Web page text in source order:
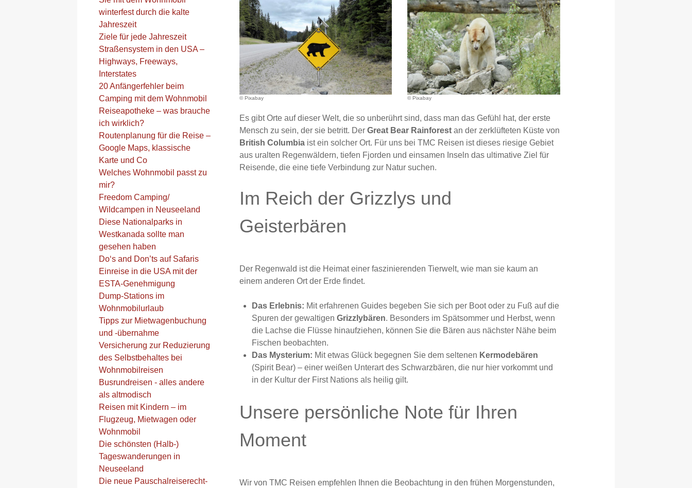
winterfest durch die kalte
Jahreszeit
Ziele für jede Jahreszeit
Straßensystem in den USA –
Highways, Freeways,
Interstates
20 Anfängerfehler beim
Camping mit dem Wohnmobil
Reiseapotheke – was brauche
ich wirklich?
Routenplanung für die Reise –
Google Maps, klassische
Karte und Co
Welches Wohnmobil passt zu
mir?
Freedom Camping/
Wildcampen in Neuseeland
Diese Nationalparks in
Westkanada sollte man
gesehen haben
Do‘s and Don’ts auf Safaris
Einreise in die USA mit der
ESTA-Genehmigung
Dump-Stations im
Wohnmobilurlaub
Tipps zur Mietwagenbuchung
und -übernahme
Versicherung zur Reduzierung
des Selbstbehaltes bei
Wohnmobilreisen
Busrundreisen - alles andere
als altmodisch
Reisen mit Kindern – im
Flugzeug, Mietwagen oder
Wohnmobil
Die schönsten (Halb-)
Tageswanderungen in
Neuseeland
Die neue Pauschalreiserecht-
© Pixabay © Pixabay
Es gibt Orte auf dieser Welt, die so unberührt sind, dass man das Gefühl hat, der erste
Mensch zu sein, der sie betritt. Der Great Bear Rainforest an der zerklüfteten Küste von
British Columbia ist ein solcher Ort. Für uns bei TMC Reisen ist dieses riesige Gebiet
aus uralten Regenwäldern, tiefen Fjorden und einsamen Inseln das ultimative Ziel für
Reisende, die eine tiefe Verbindung zur Natur suchen.
Im Reich der Grizzlys und
Geisterbären
Der Regenwald ist die Heimat einer faszinierenden Tierwelt, wie man sie kaum an
einem anderen Ort der Erde findet.
Das Erlebnis: Mit erfahrenen Guides begeben Sie sich per Boot oder zu Fuß auf die
Spuren der gewaltigen Grizzlybären. Besonders im Spätsommer und Herbst, wenn
die Lachse die Flüsse hinaufziehen, können Sie die Bären aus nächster Nähe beim
Fischen beobachten.
Das Mysterium: Mit etwas Glück begegnen Sie dem seltenen Kermodebären
(Spirit Bear) – einer weißen Unterart des Schwarzbären, die nur hier vorkommt und
in der Kultur der First Nations als heilig gilt.
Unsere persönliche Note für Ihren
Moment
Wir von TMC Reisen empfehlen Ihnen die Beobachtung in den frühen Morgenstunden,